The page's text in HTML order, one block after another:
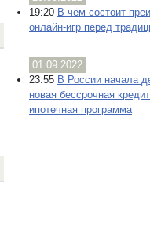
19:20 В чём состоит
онлайн-игр перед
01.09.2022
23:55 В России начала
новая бессрочная
ипотечная программа